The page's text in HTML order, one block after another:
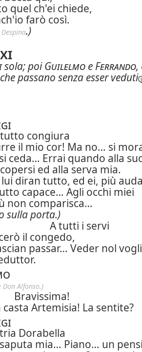
quel ch'ei chiede,
farò così.
Despina.)
sola; poiGuilelmo e Ferrando,
passano senza esserveduti
congiura
il mio cor! Ma no… si
ceda… Errai quando alla
ed alla serva mia.
lui diran tutto, ed ei, più
capace… Agli occhi miei
non comparisca…
sulla porta.)
A tutti i servi
il congedo,
passar… Veder nol
Don Alfonso.)
Bravissima!
casta Artemisia! La sentite?
Dorabella
mia… Piano… un